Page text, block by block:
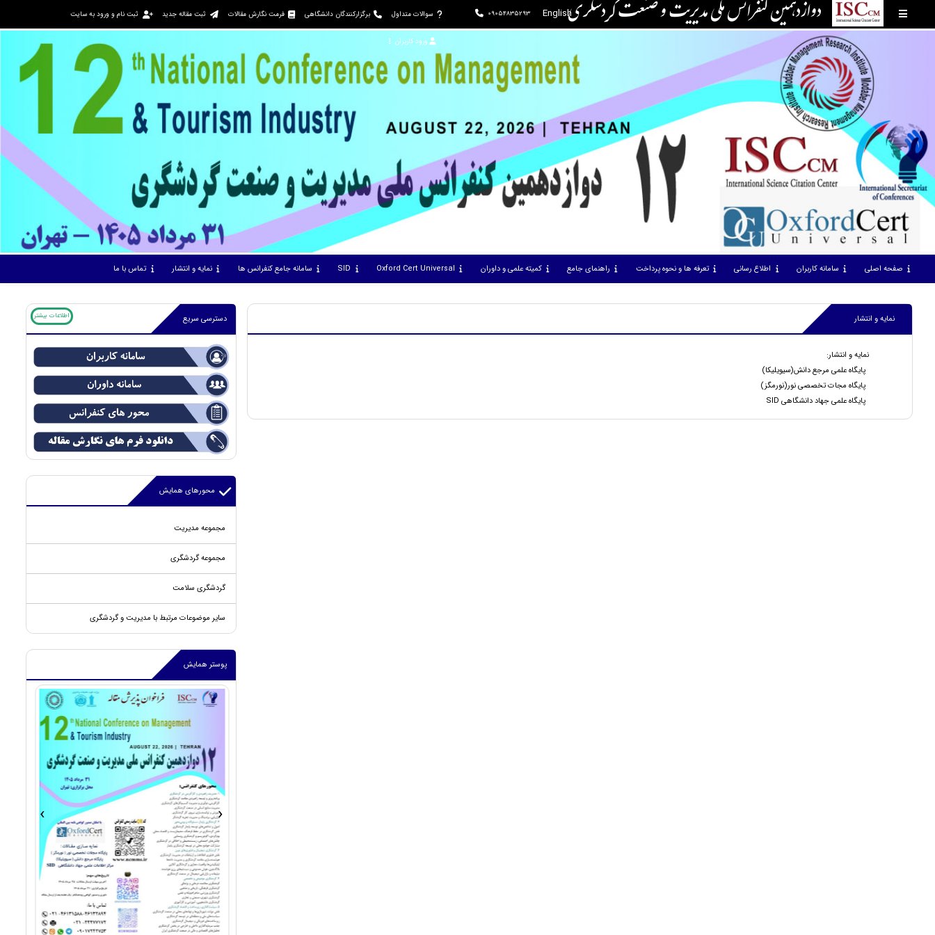
دوازدهمین کنفرانس ملی مدیریت و صنعت گردشگریEnglish
09054835293 سوالات متداول برگزارکنندگان دانشگاهی فرمت نگارش مقالات ثبت مقاله جدید ثبت نام و ورود به سایت
ورود کاربران
صفحه اصلی سامانه کاربران اطلاع رسانی تعرفه ها و نحوه پرداخت راهنمای جامع کمیته علمی و داوران Oxford Cert Universal
SID سامانه جامع کنفرانس ها نمایه و انتشار تماس با ما
نمایه و انتشار
نمایه و انتشار:
پایگاه علمی مرجع دانش(سیویلیکا)
پایگاه مجات تخصصی نور(نورمگز)
پایگاه علمی جهاد دانشگاهی SID
دسترسی سریع اطلاعات بیشتر
محورهای همایش
مجموعه مدیریت
مجموعه گردشگری
گردشگری سلامت
سایر موضوعات مرتبط با مدیریت و گردشگری
پوستر همایش
› ‹